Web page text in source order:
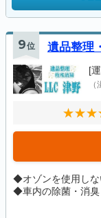
9位 遺品整理
[
◆オゾンを使用し
◆車内の除菌・消臭